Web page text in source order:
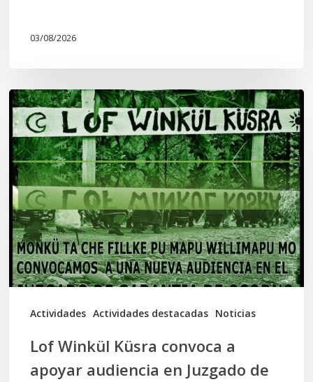
03/08/2026
Actividades Actividades destacadas Noticias
Lof
Winkül
Küsra
convoca
a
apoyar
audiencia
en
Juzgado
Lof Winkül Küsra convoca a
apoyar audiencia en Juzgado de